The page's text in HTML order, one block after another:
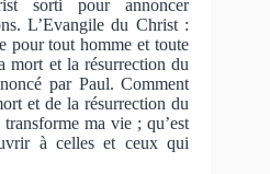
sorti pour annoncer
L’Evangile du Christ :
pour tout homme et toute
mort et la résurrection du
par Paul. Comment
et de la résurrection du
ma vie ; qu’est
à celles et ceux qui